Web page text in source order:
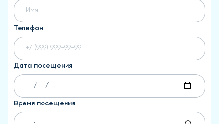
Телефон
Дата посещения
Время посещения